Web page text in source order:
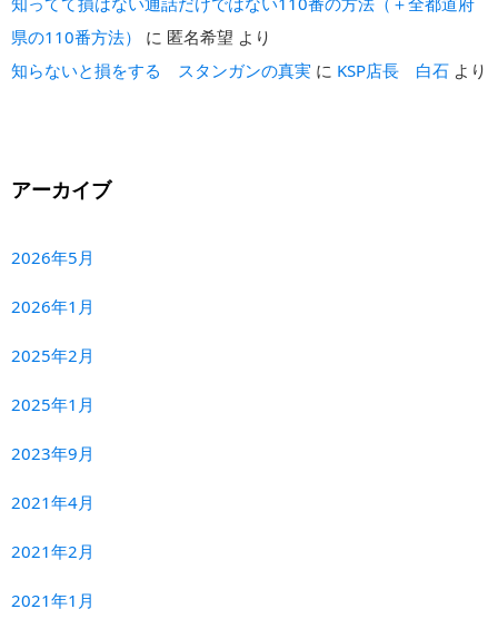
県の110番方法）
に 匿名希望 より
知らないと損をする スタンガンの真実 に KSP店長 白石 より
アーカイブ
2026年5月
2026年1月
2025年2月
2025年1月
2023年9月
2021年4月
2021年2月
2021年1月